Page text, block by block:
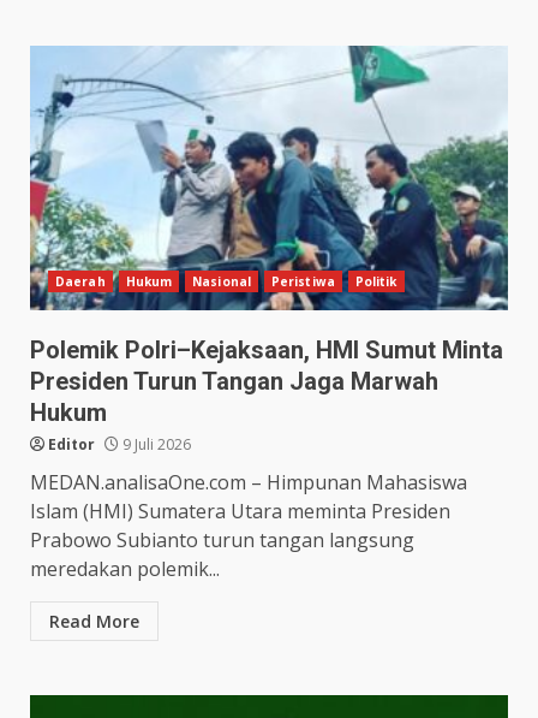
Daerah Hukum Nasional Peristiwa Politik
Polemik Polri–Kejaksaan, HMI Sumut Minta
Presiden Turun Tangan Jaga Marwah
Hukum
Editor 9 Juli 2026
MEDAN.analisaOne.com – Himpunan Mahasiswa
Islam (HMI) Sumatera Utara meminta Presiden
Prabowo Subianto turun tangan langsung
meredakan polemik...
Read More